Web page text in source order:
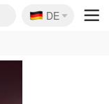
🇩🇪
DE